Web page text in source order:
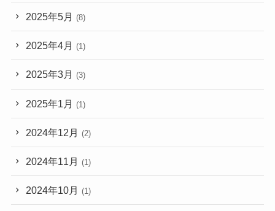
2025年5月 (8)
2025年4月 (1)
2025年3月 (3)
2025年1月 (1)
2024年12月 (2)
2024年11月 (1)
2024年10月 (1)